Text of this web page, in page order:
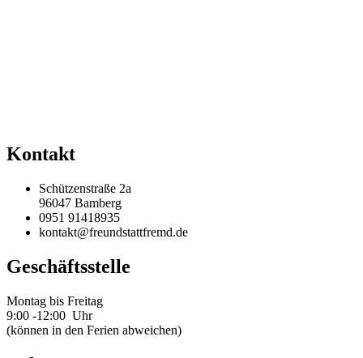
Kontakt
Schützenstraße 2a
96047 Bamberg
0951 91418935
kontakt@freundstattfremd.de
Geschäftsstelle
Montag bis Freitag
9:00 -12:00 Uhr
(können in den Ferien abweichen)